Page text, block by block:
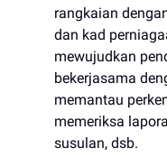
rangkaian
dan kad
mewujudkan
bekerjasama
memantau
memeriksa
susulan, dsb.